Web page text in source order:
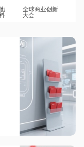
全球商业创新
大会